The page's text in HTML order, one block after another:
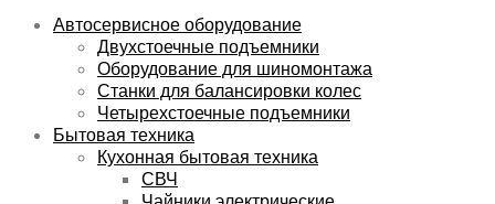
Автосервисное оборудование
Двухстоечные подъемники
Оборудование для шиномонтажа
Станки для балансировки колес
Четырехстоечные подъемники
Бытовая техника
Кухонная бытовая техника
СВЧ